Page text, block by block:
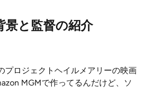
景と監督の紹介
プロジェクトヘイルメアリーの映画
MGMで作ってるんだけど、ソ